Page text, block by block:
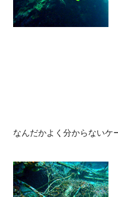
なんだかよく分からないケ